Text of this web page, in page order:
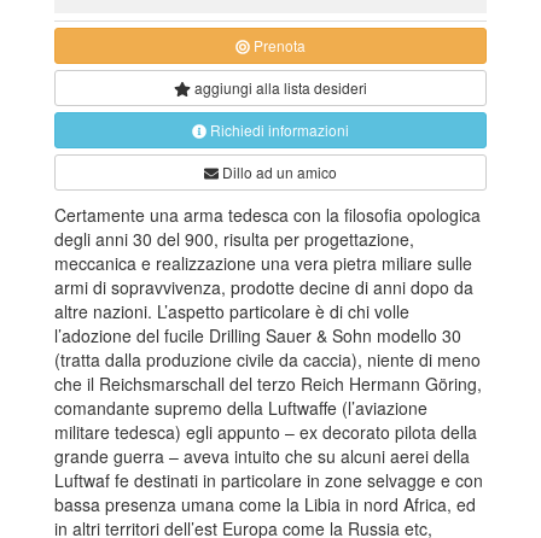
Prenota
aggiungi alla lista desideri
Richiedi informazioni
Dillo ad un amico
Certamente una arma tedesca con la filosofia opologica
degli anni 30 del 900, risulta per progettazione,
meccanica e realizzazione una vera pietra miliare sulle
armi di sopravvivenza, prodotte decine di anni dopo da
altre nazioni. L’aspetto particolare è di chi volle
l’adozione del fucile Drilling Sauer & Sohn modello 30
(tratta dalla produzione civile da caccia), niente di meno
che il Reichsmarschall del terzo Reich Hermann Göring,
comandante supremo della Luftwaffe (l’aviazione
militare tedesca) egli appunto – ex decorato pilota della
grande guerra – aveva intuito che su alcuni aerei della
Luftwaf fe destinati in particolare in zone selvagge e con
bassa presenza umana come la Libia in nord Africa, ed
in altri territori dell’est Europa come la Russia etc,